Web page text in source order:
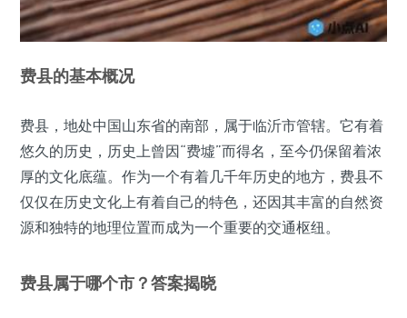
费县的基本概况
费县，地处中国山东省的南部，属于临沂市管辖。它有着
悠久的历史，历史上曾因“费墟”而得名，至今仍保留着浓
厚的文化底蕴。作为一个有着几千年历史的地方，费县不
仅仅在历史文化上有着自己的特色，还因其丰富的自然资
源和独特的地理位置而成为一个重要的交通枢纽。
费县属于哪个市？答案揭晓